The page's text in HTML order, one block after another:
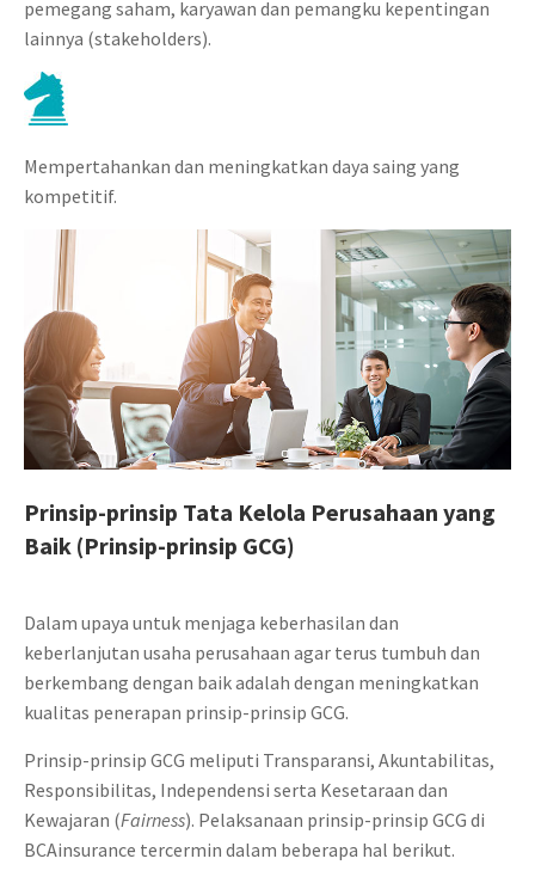
pemegang saham, karyawan dan pemangku kepentingan
lainnya (stakeholders).
Mempertahankan dan meningkatkan daya saing yang
kompetitif.
Prinsip-prinsip Tata Kelola Perusahaan yang
Baik (Prinsip-prinsip GCG)
Dalam upaya untuk menjaga keberhasilan dan
keberlanjutan usaha perusahaan agar terus tumbuh dan
berkembang dengan baik adalah dengan meningkatkan
kualitas penerapan prinsip-prinsip GCG.
Prinsip-prinsip GCG meliputi Transparansi, Akuntabilitas,
Responsibilitas, Independensi serta Kesetaraan dan
Kewajaran (Fairness). Pelaksanaan prinsip-prinsip GCG di
BCAinsurance tercermin dalam beberapa hal berikut.